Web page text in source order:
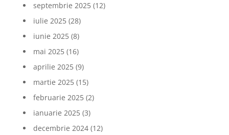
septembrie 2025(12)
iulie 2025(28)
iunie 2025(8)
mai 2025(16)
aprilie 2025(9)
martie 2025(15)
februarie 2025(2)
ianuarie 2025(3)
decembrie 2024(12)